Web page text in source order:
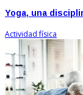
Yoga, una
Actividad física